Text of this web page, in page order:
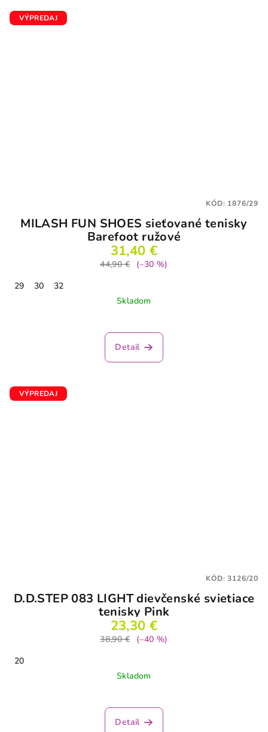
VÝPREDAJ
MILASH FUN SHOES sieťované tenisky
Barefoot ružové
31,40 €
44,90 €
(–30 %)
29
30
32
Skladom
hodnotenie
produktu
Detail
KÓD: 1876/29
VÝPREDAJ
D.D.STEP 083 LIGHT dievčenské svietiace
tenisky Pink
23,30 €
38,90 €
(–40 %)
20
Skladom
Detail
KÓD:3126/20